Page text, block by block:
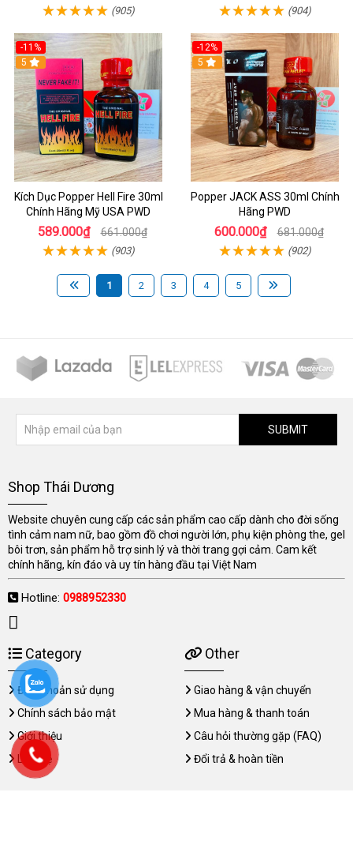
(905) (904)
-11%
5
Kích Dục Popper Hell Fire 30ml
Chính Hãng Mỹ USA PWD
589.000₫ 661.000₫
(903)
-12%
5
Popper JACK ASS 30ml Chính
Hãng PWD
600.000₫ 681.000₫
(902)
1 2 3 4 5
SUBMIT
Shop Thái Dương
Website chuyên cung cấp các sản phẩm cao cấp dành cho đời sống
tình cảm nam nữ, bao gồm đồ chơi người lớn, phụ kiện phòng the, gel
bôi trơn, sản phẩm hỗ trợ sinh lý và thời trang gợi cảm. Cam kết
chính hãng, kín đáo và uy tín hàng đầu tại Việt Nam
Hotline: 0988952330
Category
Điều khoản sử dụng
Chính sách bảo mật
Giới thiệu
Liên hệ
Other
Giao hàng & vận chuyển
Mua hàng & thanh toán
Câu hỏi thường gặp (FAQ)
Đổi trả & hoàn tiền